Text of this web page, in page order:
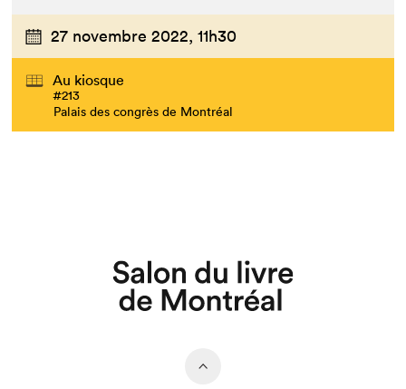
Que cherchez-vous?
27 novembre 2022, 11h30
Au kiosque
#213
Palais des congrès de Montréal